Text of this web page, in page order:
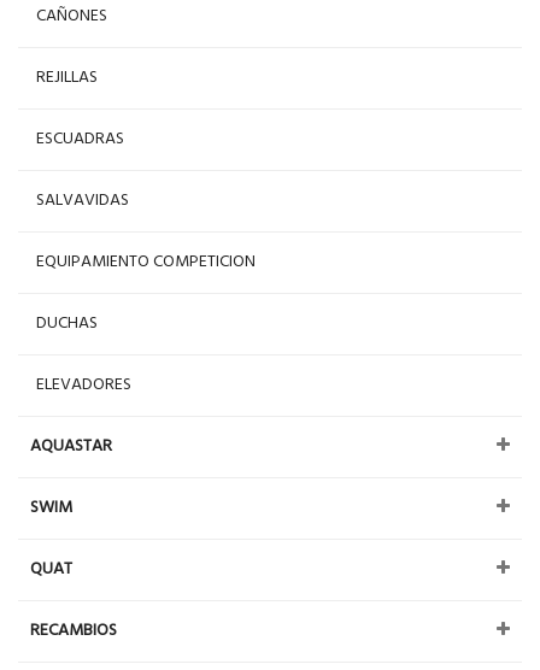
CAÑONES
REJILLAS
ESCUADRAS
SALVAVIDAS
EQUIPAMIENTO COMPETICION
DUCHAS
ELEVADORES
AQUASTAR
SWIM
QUAT
RECAMBIOS